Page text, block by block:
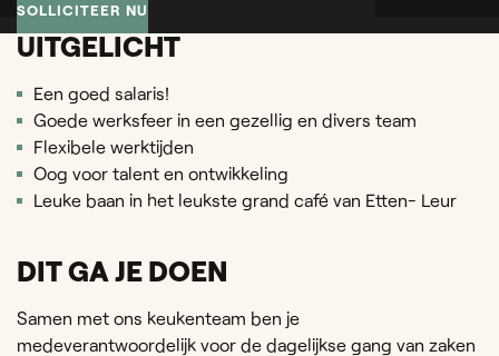
SOLLICITEER NU
UITGELICHT
Een goed salaris!
Goede werksfeer in een gezellig en divers team
Flexibele werktijden
Oog voor talent en ontwikkeling
Leuke baan in het leukste grand café van Etten- Leur
DIT GA JE DOEN
Samen met ons keukenteam ben je
medeverantwoordelijk voor de dagelijkse gang van zaken